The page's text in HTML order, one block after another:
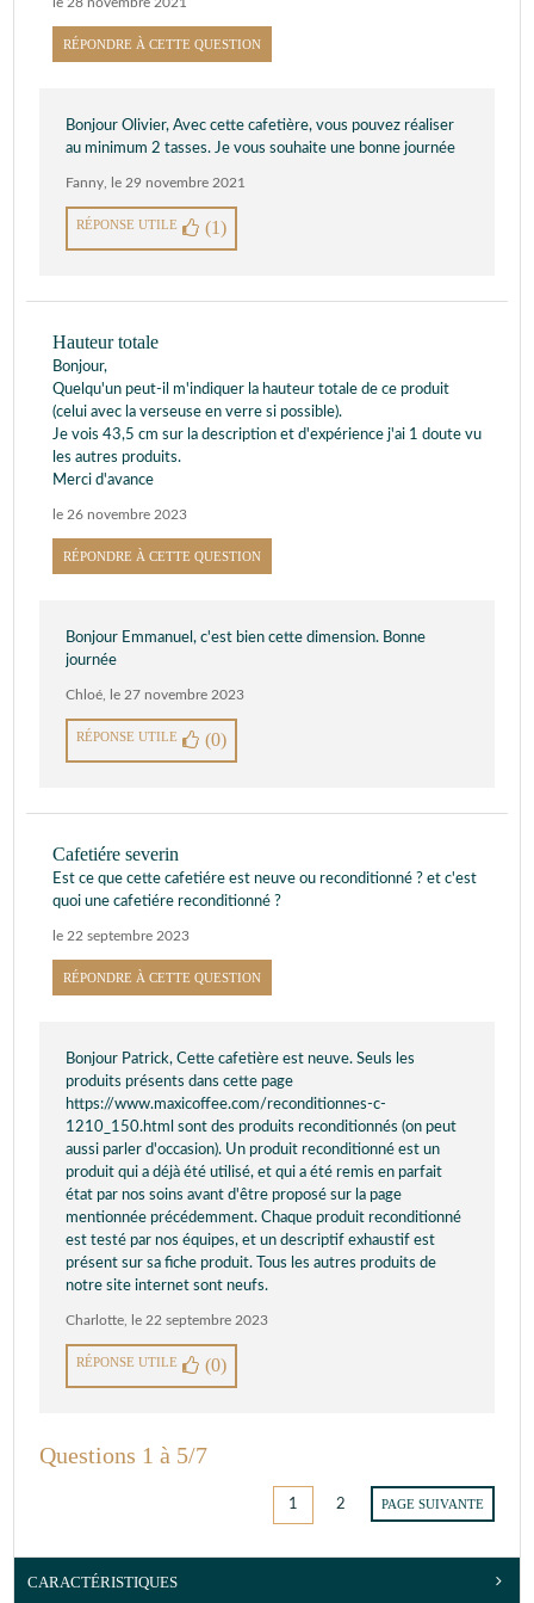
le 28 novembre 2021
RÉPONDRE À CETTE QUESTION
Bonjour Olivier, Avec cette cafetière, vous pouvez réaliser
au minimum 2 tasses. Je vous souhaite une bonne journée
Fanny le 29 novembre 2021
RÉPONSE UTILE (1)
Hauteur totale
Bonjour,
Quelqu'un peut-il m'indiquer la hauteur totale de ce produit
(celui avec la verseuse en verre si possible).
Je vois 43,5 cm sur la description et d'expérience j'ai 1 doute vu
les autres produits.
Merci d'avance
le 26 novembre 2023
RÉPONDRE À CETTE QUESTION
Bonjour Emmanuel, c'est bien cette dimension. Bonne
journée
Chloé le 27 novembre 2023
RÉPONSE UTILE (0)
Cafetiére severin
Est ce que cette cafetiére est neuve ou reconditionné ? et c'est
quoi une cafetiére reconditionné ?
le 22 septembre 2023
RÉPONDRE À CETTE QUESTION
Bonjour Patrick, Cette cafetière est neuve. Seuls les
produits présents dans cette page
https://www.maxicoffee.com/reconditionnes-c-
1210_150.html sont des produits reconditionnés (on peut
aussi parler d'occasion). Un produit reconditionné est un
produit qui a déjà été utilisé, et qui a été remis en parfait
état par nos soins avant d'être proposé sur la page
mentionnée précédemment. Chaque produit reconditionné
est testé par nos équipes, et un descriptif exhaustif est
présent sur sa fiche produit. Tous les autres produits de
notre site internet sont neufs.
Charlotte le 22 septembre 2023
RÉPONSE UTILE (0)
Questions 1 à 5/7
1 2 PAGE SUIVANTE
CARACTÉRISTIQUES